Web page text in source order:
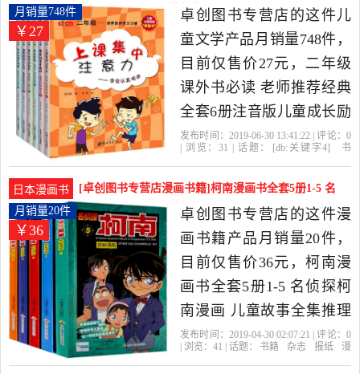
是2019年卓创图书专营店
精选书籍,杂志,报纸当中性
价比很高的儿童文学，由
浙江 杭州发货。
荐经典全套6月销量748件仅售27元
￥27
月销量748件
卓创图书专营店的这件儿
童文学产品月销量748件，
目前仅售价27元，二年级
课外书必读 老师推荐经典
全套6册注音版儿童成长励
志故事书籍6一12带拼音绘
下册1-2-3漫画书读物适合
是2019年卓创图书专营店
精选书籍,杂志,报纸当中性
价比很高的儿童文学，由
浙江 杭州发货。
发布时间：2019-06-30 13:41:22 | 评论： 0
| 浏览：31 | 话题： [db:关键字4]
书
日本漫画书
[卓创图书专营店漫画书籍]柯南漫画书全套5册1-5 名
侦探柯南月销量20件仅售36元
￥36
月销量20件
卓创图书专营店的这件漫
画书籍产品月销量20件，
目前仅售价36元，柯南漫
画书全套5册1-5 名侦探柯
南漫画 儿童故事全集推理
小说书籍 小学生日本大本
发布时间：2019-04-30 02:07:21 | 评论： 0
| 浏览： 41 | 话题： 书籍 杂志 报纸
漫